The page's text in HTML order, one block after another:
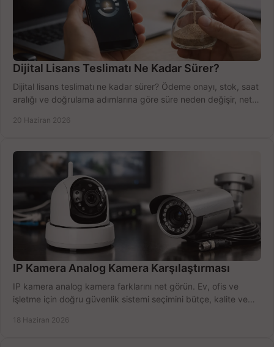
Dijital Lisans Teslimatı Ne Kadar Sürer?
Dijital lisans teslimatı ne kadar sürer? Ödeme onayı, stok, saat
aralığı ve doğrulama adımlarına göre süre neden değişir, net
20 Haziran 2026
IP Kamera Analog Kamera Karşılaştırması
IP kamera analog kamera farklarını net görün. Ev, ofis ve
işletme için doğru güvenlik sistemi seçimini bütçe, kalite ve
18 Haziran 2026